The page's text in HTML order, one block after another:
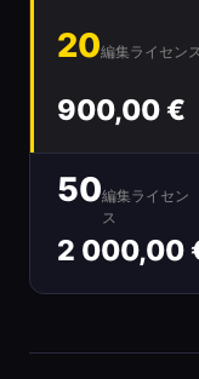
20編集ライセン
900,00 €
50編集ライセン
ス
2 000,00